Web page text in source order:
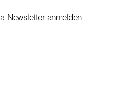
Newsletter anmelden